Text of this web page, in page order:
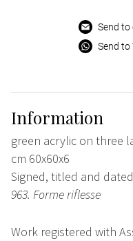
Send to
Send
Information
green acrylic on three
cm 60x60x6
Signed, titled and
963. Forme riflesse
Work registered with